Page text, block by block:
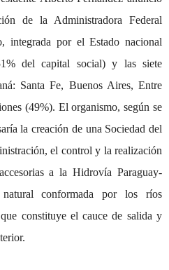
de la Administradora Federal
integrada por el Estado nacional
del capital social) y las siete
Santa Fe, Buenos Aires, Entre
(49%). El organismo, según se
la creación de una Sociedad del
el control y la realización
a la Hidrovía Paraguay-
conformada por los ríos
constituye el cauce de salida y